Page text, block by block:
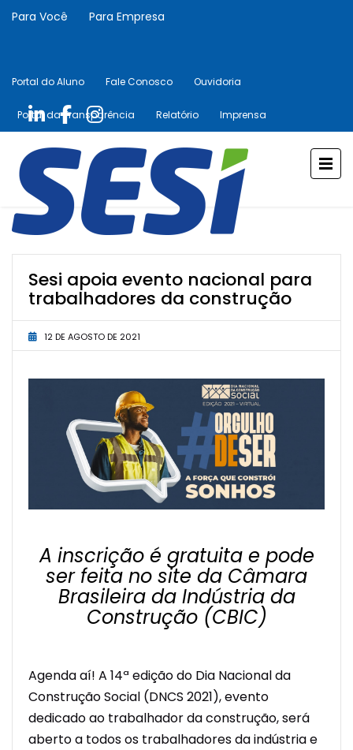
Para Você Para Empresa
Portal do Aluno Fale Conosco Ouvidoria
Portal da Transparência Relatório Imprensa
Sesi apoia evento nacional para
trabalhadores da construção
12 DE AGOSTO DE 2021
A inscrição é gratuita e pode
ser feita no site da Câmara
Brasileira da Indústria da
Construção (CBIC)
Agenda aí! A 14ª edição do Dia Nacional da
Construção Social (DNCS 2021), evento
dedicado ao trabalhador da construção, será
aberto a todos os trabalhadores da indústria e